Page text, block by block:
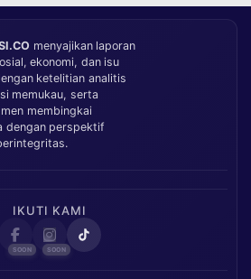
menyajikan laporan
ekonomi, dan isu
ketelitian analitis
memukau, serta
membingkai
dengan perspektif
IKUTI KAMI